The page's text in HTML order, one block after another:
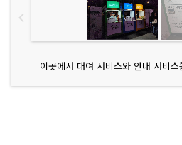
이곳에서 대여 서비스와 안내 서비